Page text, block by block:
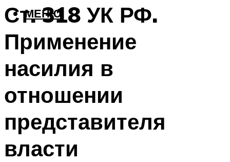
МЕНЮ
Ст. 318 УК РФ.
Применение
насилия в
отношении
представителя
власти